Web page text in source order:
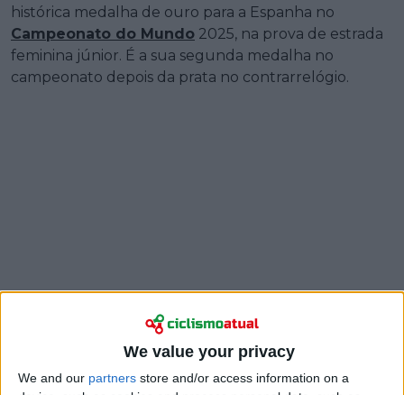
We value your privacy
We and our partners store and/or access information on a
histórica medalha de ouro para a Espanha no
Campeonato do Mundo 2025, na prova de estrada
feminina júnior. É a sua segunda medalha no
campeonato depois da prata no contrarrelógio.